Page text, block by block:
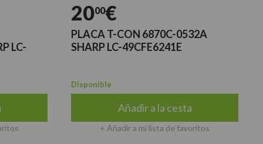
LC-
2000€
PLACA T-CON 6870C-0532A
SHARP LC-49CFE6241E
Disponible
Añadir a la cesta
+ Añadir a mi lista de favoritos